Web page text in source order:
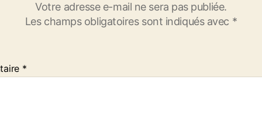
Votre adresse e-mail ne sera pas publiée.
Les champs obligatoires sont indiqués avec *
*